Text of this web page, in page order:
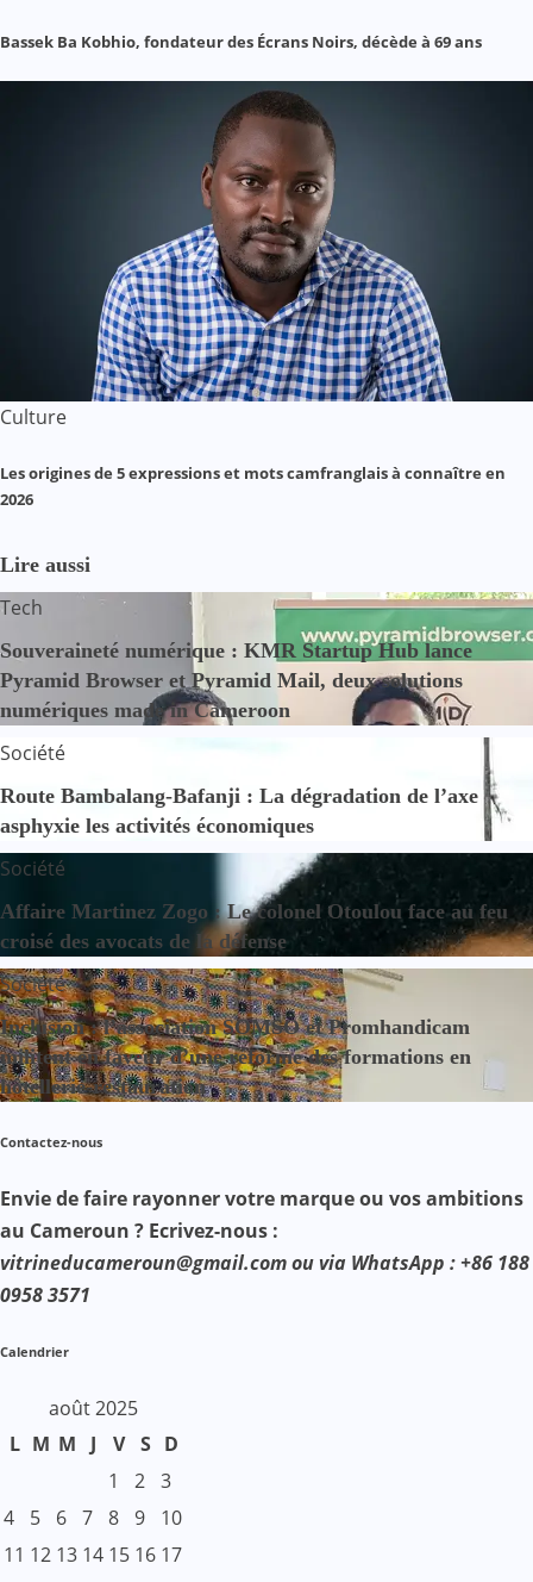
Bassek Ba Kobhio, fondateur des Écrans Noirs, décède à 69 ans
Culture
Les origines de 5 expressions et mots camfranglais à connaître en
2026
Lire aussi
Tech
Souveraineté numérique : KMR Startup Hub lance
Pyramid Browser et Pyramid Mail, deux solutions
numériques made in Cameroon
Société
Route Bambalang-Bafanji : La dégradation de l’axe
asphyxie les activités économiques
Société
Affaire Martinez Zogo : Le colonel Otoulou face au feu
croisé des avocats de la défense
Société
Inclusion : l’association SOMSO et Promhandicam
militent en faveur d’une réforme des formations en
hôtellerie-restauration
Contactez-nous
Envie de faire rayonner votre marque ou vos ambitions
au Cameroun ? Ecrivez-nous :
vitrineducameroun@gmail.com ou via WhatsApp : +86 188
0958 3571
Calendrier
août 2025
L M M J V S D
1
2 3
4
5 6 7 8 9
10
11 12 13 14 15 16 17